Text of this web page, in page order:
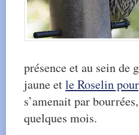
présence et au sein de
jaune etle Roselin
s’amenait par
quelques mois.